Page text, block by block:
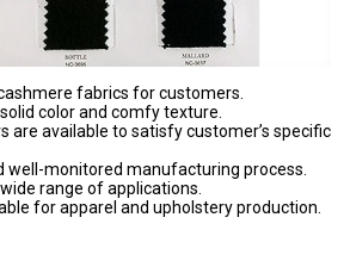
fabrics for customers.
color and comfy texture.
are available to satisfy customer’s specific
well-monitored manufacturing process.
range of applications.
for apparel and upholstery production.